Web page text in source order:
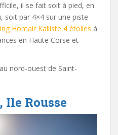
il se fait soit à pied, en
soit par 4×4 sur une piste
Homair Kalliste 4 étoiles à
en Haute Corse et
nord-ouest de Saint-
Ile Rousse